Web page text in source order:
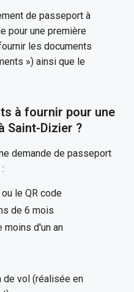
de passeport à
pour une première
les documents
») ainsi que le
à fournir pour une
Saint-Dizier ?
demande de passeport
le QR code
de 6 mois
d'un an
de vol (réalisée en